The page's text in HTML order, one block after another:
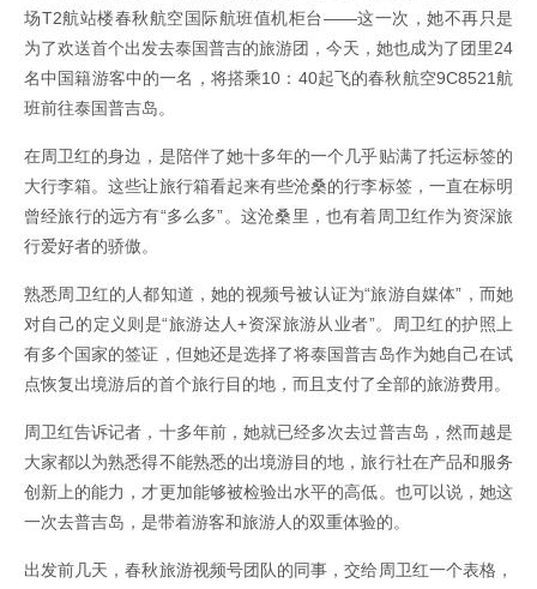
场T2航站楼春秋航空国际航班值机柜台——这一次，她不再只是
为了欢送首个出发去泰国普吉的旅游团，今天，她也成为了团里24
名中国籍游客中的一名，将搭乘10：40起飞的春秋航空9C8521航
班前往泰国普吉岛。
在周卫红的身边，是陪伴了她十多年的一个几乎贴满了托运标签的
大行李箱。这些让旅行箱看起来有些沧桑的行李标签，一直在标明
曾经旅行的远方有“多么多”。这沧桑里，也有着周卫红作为资深旅
行爱好者的骄傲。
熟悉周卫红的人都知道，她的视频号被认证为“旅游自媒体”，而她
对自己的定义则是“旅游达人+资深旅游从业者”。周卫红的护照上
有多个国家的签证，但她还是选择了将泰国普吉岛作为她自己在试
点恢复出境游后的首个旅行目的地，而且支付了全部的旅游费用。
周卫红告诉记者，十多年前，她就已经多次去过普吉岛，然而越是
大家都以为熟悉得不能熟悉的出境游目的地，旅行社在产品和服务
创新上的能力，才更加能够被检验出水平的高低。也可以说，她这
一次去普吉岛，是带着游客和旅游人的双重体验的。
出发前几天，春秋旅游视频号团队的同事，交给周卫红一个表格，